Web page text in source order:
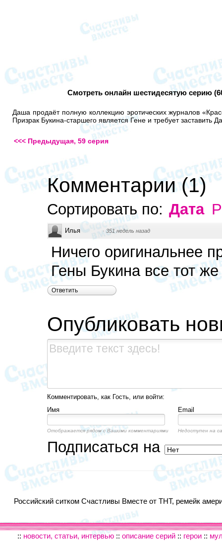
Смотреть онлайн шестидесятую серию
Даша продаёт полную коллекцию эротических журналов
Призрак Букина-старшего является Гене и требует заставить
<<< Предыдущая, 59 серия
Комментарии(1)
Сортировать по: Дата
Илья · 351 недель назад
Ничего оригинальнее
Гены Букина все тот
Ответить
Опубликовать
Комментировать, как Гость, или войти:
Имя
Email
Отображается рядом с Вашими комментариями Недоступен на
Подписаться на
Российский ситком Счастливы Вместе от ТНТ, ремейк
:: новости, статьи, интервью :: описание серий :: герои ::